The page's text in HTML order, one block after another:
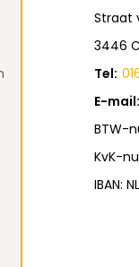
Straat
3446
Tel:
E-mail:
BTW-
KvK-
IBAN: